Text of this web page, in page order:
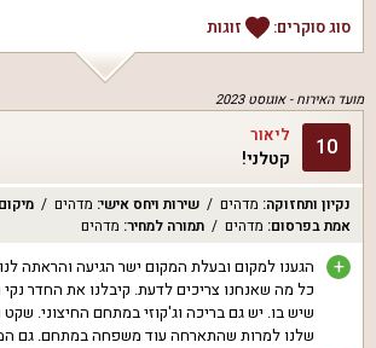
סוג סוקרים: זוגות
מועד האירוח -אוגוסט 2023
10 ליאור
קטלני!
נקיון ותחזוקה: מדהים שירות ויחס אישי: מדהים מיקום
אמת בפרסום: מדהים תמורה למחיר: מדהים
+
הגענו למקום ובעלת המקום ישר הגיעה והראתה
כל מה שאנחנו צריכים לדעת. קיבלנו את החדר נקי
שיש בו. יש גם בריכה וג'קוזי במתחם החיצוני. שקט
שלנו למרות שהתארחה עוד משפחה במתחם. גם